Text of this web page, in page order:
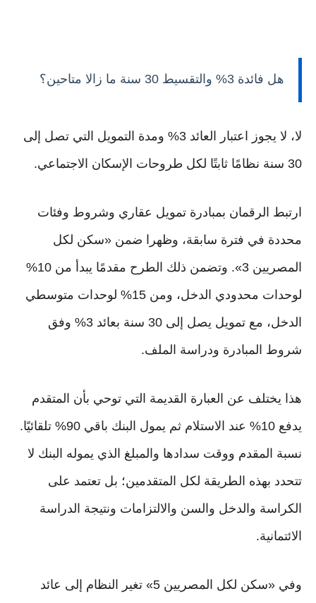
هل فائدة 3% والتقسيط 30 سنة ما زالا متاحين؟
لا، لا يجوز اعتبار العائد 3% ومدة التمويل التي تصل إلى
30 سنة نظامًا ثابتًا لكل طروحات الإسكان الاجتماعي.
ارتبط الرقمان بمبادرة تمويل عقاري وشروط وفئات
محددة في فترة سابقة، وظهرا ضمن «سكن لكل
المصريين 3». وتضمن ذلك الطرح مقدمًا يبدأ من 10%
لوحدات محدودي الدخل، ومن 15% لوحدات متوسطي
الدخل، مع تمويل يصل إلى 30 سنة بعائد 3% وفق
شروط المبادرة ودراسة الملف.
هذا يختلف عن العبارة القديمة التي توحي بأن المتقدم
يدفع 10% عند الاستلام ثم يمول البنك باقي 90% تلقائيًا.
نسبة المقدم ووقت سدادها والمبلغ الذي يموله البنك لا
تتحدد بهذه الطريقة لكل المتقدمين؛ بل تعتمد على
الكراسة والدخل والسن والالتزامات ونتيجة الدراسة
الائتمانية.
وفي «سكن لكل المصريين 5» تغير النظام إلى عائد